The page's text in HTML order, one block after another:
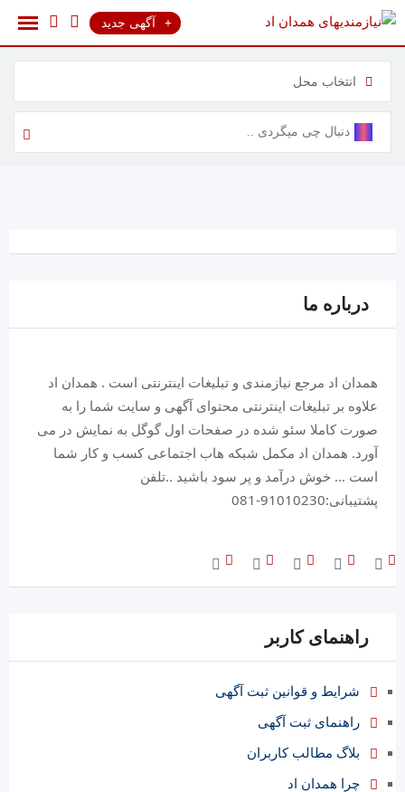
پرش
آگهی جدید
انتخاب محل
درباره ما
همدان اد مرجع نیازمندی و تبلیغات اینترنتی است . همدان اد
علاوه بر تبلیغات اینترنتی محتوای آگهی و سایت شما را به
صورت کاملا سئو شده در صفحات اول گوگل به نمایش در می
آورد. همدان اد مکمل شبکه هاب اجتماعی کسب و کار شما
است ... خوش درآمد و پر سود باشید ..تلفن
پشتیبانی:91010230-081
راهنمای کاربر
شرایط و قوانین ثبت آگهی
راهنمای ثبت آگهی
بلاگ مطالب کاربران
چرا همدان اد